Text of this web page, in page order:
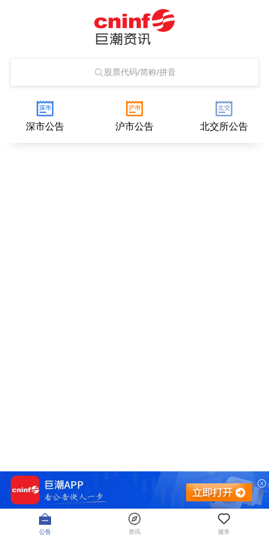
股票代码/简称/拼音
深市公告 沪市公告 北交所公告
公告 资讯 服务